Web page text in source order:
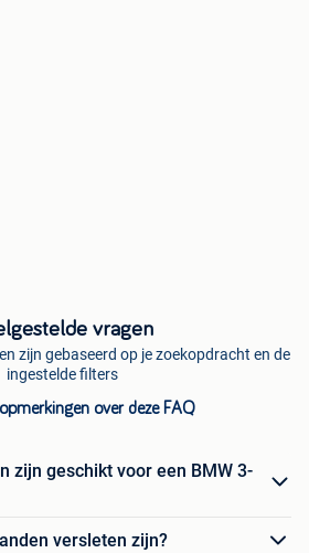
vragen
zijn gebaseerd op je zoekopdracht en de
ingestelde filters
over deze FAQ
zijn geschikt voor een BMW 3-
versleten zijn?